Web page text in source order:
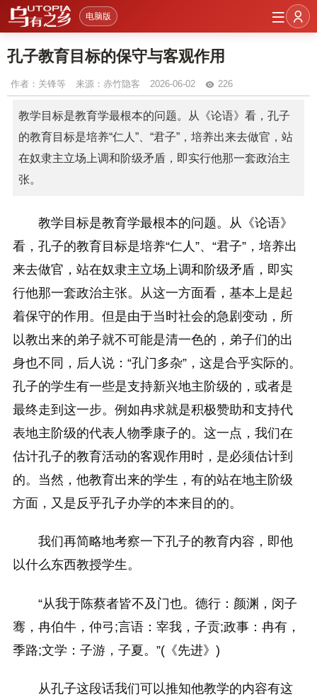
电脑版
孔子教育目标的保守与客观作用
作者： 关锋等 来源：赤竹隐客 2026-06-02 226
教学目标是教育学最根本的问题。从《论语》看，孔子
的教育目标是培养“仁人”、“君子”，培养出来去做官，站
在奴隶主立场上调和阶级矛盾，即实行他那一套政治主
张。
教学目标是教育学最根本的问题。从《论语》
看，孔子的教育目标是培养“仁人”、“君子”，培养出
来去做官，站在奴隶主立场上调和阶级矛盾，即实
行他那一套政治主张。从这一方面看，基本上是起
着保守的作用。但是由于当时社会的急剧变动，所
以教出来的弟子就不可能是清一色的，弟子们的出
身也不同，后人说：“孔门多杂”，这是合乎实际的。
孔子的学生有一些是支持新兴地主阶级的，或者是
最终走到这一步。例如冉求就是积极赞助和支持代
表地主阶级的代表人物季康子的。这一点，我们在
估计孔子的教育活动的客观作用时，是必须估计到
的。当然，他教育出来的学生，有的站在地主阶级
方面，又是反乎孔子办学的本来目的的。
我们再简略地考察一下孔子的教育内容，即他
以什么东西教授学生。
“从我于陈蔡者皆不及门也。德行：颜渊，闵子
骞，冉伯牛，仲弓;言语：宰我，子贡;政事：冉有，
季路;文学：子游，子夏。”(《先进》)
从孔子这段话我们可以推知他教学的内容有这